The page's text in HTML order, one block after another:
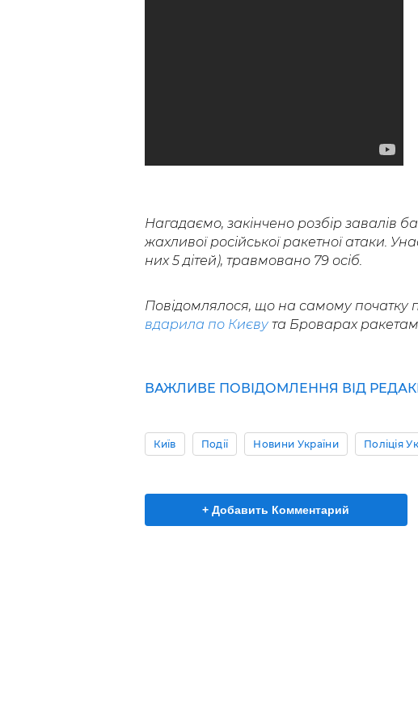
Нагадаємо, закінчено розбір завалів
жахливої російської ракетної атаки.
них 5 дітей), травмовано 79 осіб.
Повідомлялося, що на самому початку
вдарила по Києву та Броварах
ВАЖЛИВЕ ПОВІДОМЛЕННЯ ВІД
Київ Події Новини України Поліція
+ Добавить Комментарий